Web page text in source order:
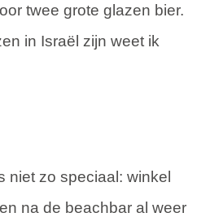
twee grote glazen bier.
in Israël zijn weet ik
niet zo speciaal: winkel
na de beachbar al weer